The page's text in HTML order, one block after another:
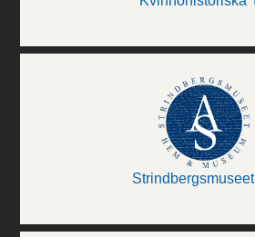
Strindbergsmuseet